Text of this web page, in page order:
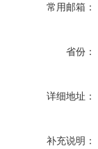
常用邮箱：
省份：
详细地址：
补充说明：